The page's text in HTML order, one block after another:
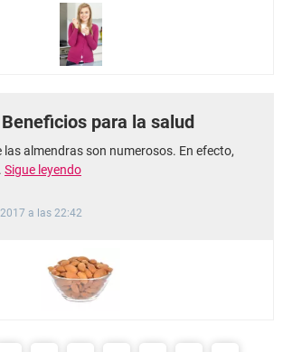
para la salud
las almendras son numerosos. En efecto,
Sigue leyendo
a las 22:42